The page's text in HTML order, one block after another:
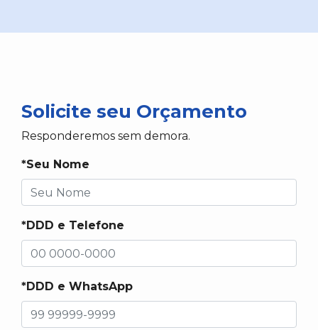
Solicite seu Orçamento
Responderemos sem demora.
*Seu Nome
*DDD e Telefone
*DDD e WhatsApp